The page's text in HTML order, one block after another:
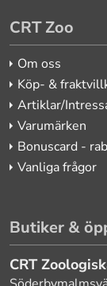
CRT Zoo
Om oss
Köp- &
Artiklar/
Varumärken
Bonuscard -
Vanliga frågor
Butiker &
CRT